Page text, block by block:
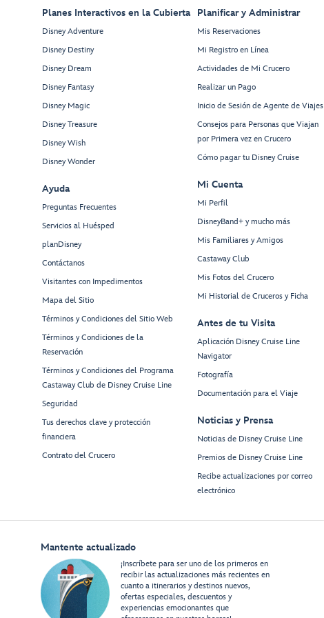
Planes Interactivos en la Cubierta
Disney Adventure
Disney Destiny
Disney Dream
Disney Fantasy
Disney Magic
Disney Treasure
Disney Wish
Disney Wonder
Ayuda
Preguntas Frecuentes
Servicios al Huésped
planDisney
Contáctanos
Visitantes con Impedimentos
Mapa del Sitio
Términos y Condiciones del Sitio Web
Términos y Condiciones de la
Reservación
Términos y Condiciones del Programa
Castaway Club de Disney Cruise Line
Seguridad
Tus derechos clave y protección
financiera
Contrato del Crucero
Planificar y Administrar
Mis Reservaciones
Mi Registro en Línea
Actividades de Mi Crucero
Realizar un Pago
Inicio de Sesión de Agente de Viajes
Consejos para Personas que Viajan
por Primera vez en Crucero
Cómo pagar tu Disney Cruise
Mi Cuenta
Mi Perfil
DisneyBand+ y mucho más
Mis Familiares y Amigos
Castaway Club
Mis Fotos del Crucero
Mi Historial de Cruceros y Ficha
Antes de tu Visita
Aplicación Disney Cruise Line
Navigator
Fotografía
Documentación para el Viaje
Noticias y Prensa
Noticias de Disney Cruise Line
Premios de Disney Cruise Line
Recibe actualizaciones por correo
electrónico
Mantente actualizado
¡Inscríbete para ser uno de los primeros en
recibir las actualizaciones más recientes en
cuanto a itinerarios y destinos nuevos,
ofertas especiales, descuentos y
experiencias emocionantes que